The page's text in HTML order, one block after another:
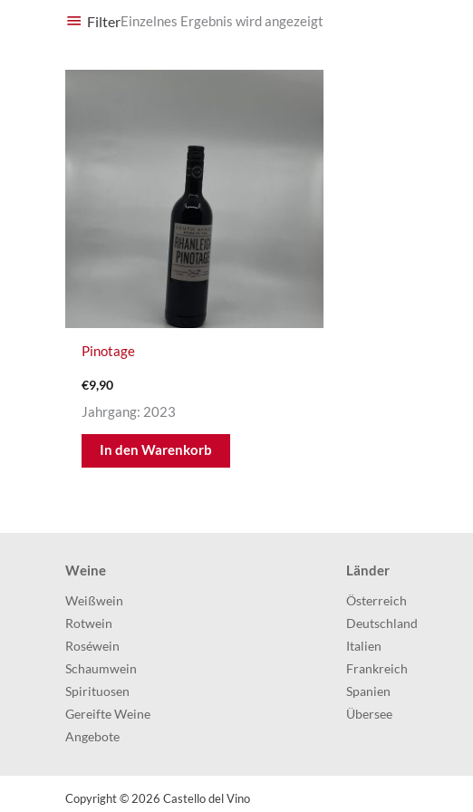
FilterEinzelnes Ergebnis wird angezeigt
Pinotage
€9,90
Jahrgang: 2023
In den Warenkorb
Weine
Weißwein
Rotwein
Roséwein
Schaumwein
Spirituosen
Gereifte Weine
Angebote
Länder
Österreich
Deutschland
Italien
Frankreich
Spanien
Übersee
Copyright © 2026 Castello del Vino